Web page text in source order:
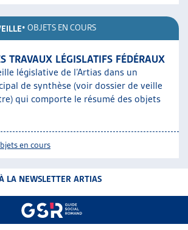
• OBJETS EN COURS
TRAVAUX LÉGISLATIFS FÉDÉRAUX
législative de l’Artias dans un
de synthèse (voir dossier de veille
qui comporte le résumé des objets
en cours
LA NEWSLETTER ARTIAS